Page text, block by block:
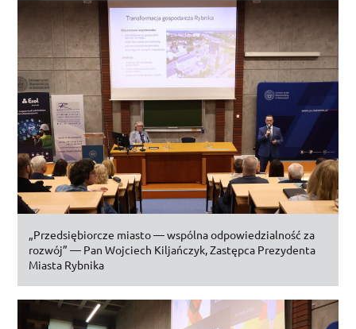
„Przedsiębiorcze miasto — wspólna odpowiedzialność za
rozwój” — Pan Wojciech Kiljańczyk, Zastępca Prezydenta
Miasta Rybnika